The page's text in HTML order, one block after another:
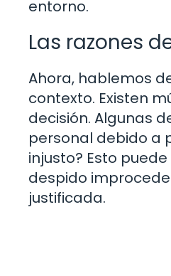
entorno.
Las razones
Ahora, hablemos
contexto. Existen
decisión. Algunas
personal debido a
injusto? Esto
despido
justificada.